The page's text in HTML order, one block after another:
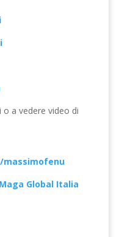
a vedere video di
Global Italia